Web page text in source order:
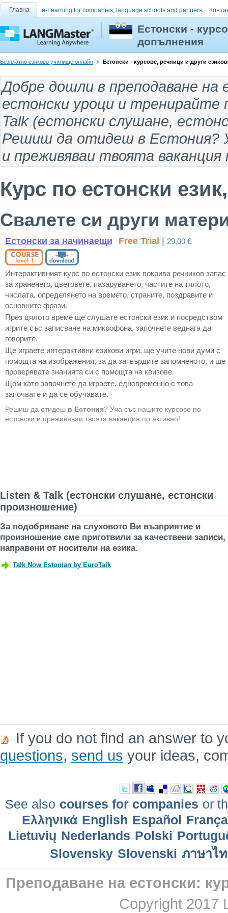
Главна e-Learning for companies, language schools and partners
Естонски -
допълнения
Безплатно езиково училище онлайн Естонски - курсове, речници и други
Добре дошли в преподаване на
естонски уроци и тренирайте
Talk (естонски слушане,
Решиш да отидеш в Естония?
и преживяваи твоята ваканция
Курс по естонски
Свалете си други
Естонски за начинаещи Free Trial 29,00 €
Интерактивният курс по естонски език покрива речников запас
за храненето, цветовете, пазаруването, частите на тялото,
числата, определянето на времето, страните, поздравите и
основните фрази.
През цялото време ще слушате естонски език и посредством
игрите със записване на микрофона, започнете веднага да
говорите.
Ще играете интерактивни езикови игри, ще учите нови думи с
помощта на изображения, за да затвърдите запомненото, и ще
проверявате знанията си с помощта на квизове.
Щом като започнете да играете, едновременно с това
започвате и да се обучавате.
Решиш да отидеш в Естония? Уча със нашите курсове по
естонски и преживяваи твоята ваканция по активно!
Listen & Talk (естонски слушане, естонски
произношение)
За подобряване на слуховото Ви възприятие и
произношение сме приготвили за качествени записи,
направени от носители на езика.
If you do not find an answer to
questions, send us your ideas,
See also courses for companies or
Ελληνικά English Еspañol
Lietuvių Nederlands Polski
Slovensky Slovenski ภาษาไ
Преподаване на естонски:
Copyright 2017